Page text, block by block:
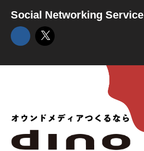
Social Networking Service